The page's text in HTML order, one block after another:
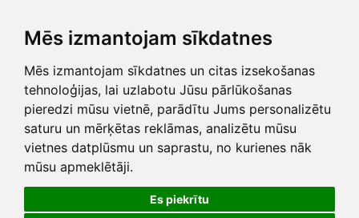
Mēs izmantojam sīkdatnes
Mēs izmantojam sīkdatnes un citas izsekošanas
tehnoloģijas, lai uzlabotu Jūsu pārlūkošanas
pieredzi mūsu vietnē, parādītu Jums personalizētu
saturu un mērķētas reklāmas, analizētu mūsu
vietnes datplūsmu un saprastu, no kurienes nāk
mūsu apmeklētāji.
Es piekrītu